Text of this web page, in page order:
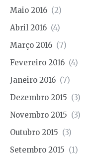
Maio 2016 (2)
Abril 2016 (4)
Março 2016 (7)
Fevereiro 2016 (4)
Janeiro 2016 (7)
Dezembro 2015 (3)
Novembro 2015 (3)
Outubro 2015 (3)
Setembro 2015 (1)